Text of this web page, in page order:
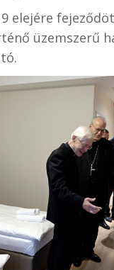
elejére
üzemszerű